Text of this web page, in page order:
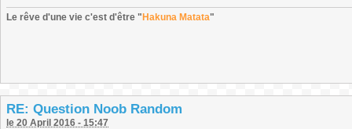
Le rêve d'une vie c'est d'être " Hakuna Matata"
RE: Question Noob Random
le 20 April 2016 - 15:47